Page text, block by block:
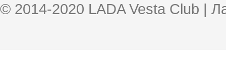
© 2014-2020 LADA Vesta Club |